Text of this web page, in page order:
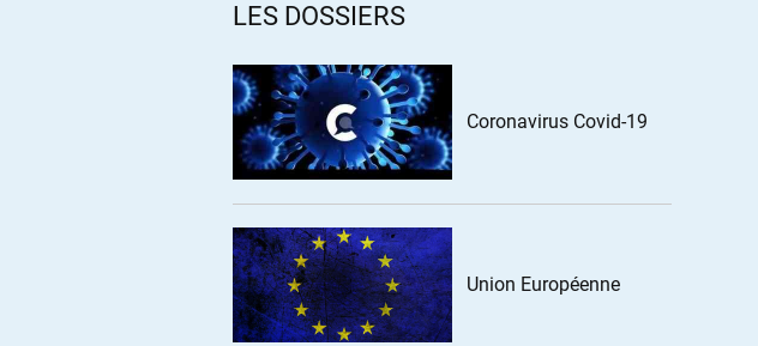
LES DOSSIERS
Coronavirus Covid-19
Union Européenne